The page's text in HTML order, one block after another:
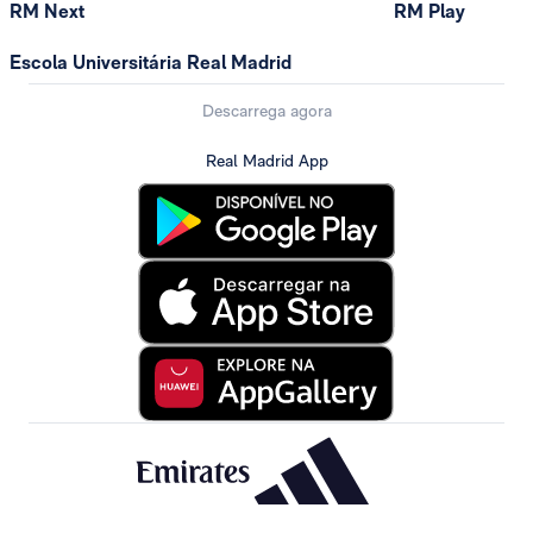
RM Next
Escola Universitária Real Madrid
RM Play
Descarrega agora
Real Madrid App